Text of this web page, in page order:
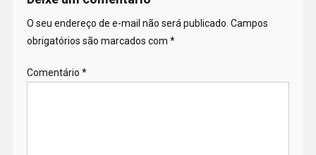
O seu endereço de e-mail não será publicado. Campos
obrigatórios são marcados com *
Comentário *